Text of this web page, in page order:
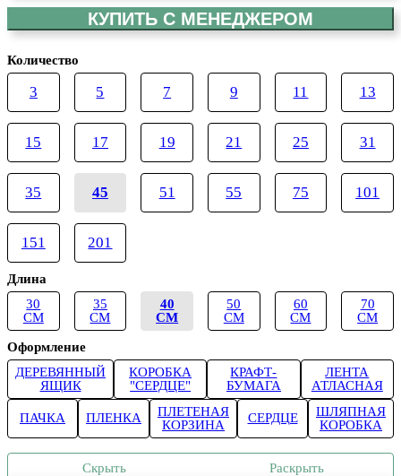
КУПИТЬ С МЕНЕДЖЕРОМ
Количество
3 5 7 9 11 13
15 17 19 21 25 31
35 45 51 55 75 101
151 201
Длина
30
СМ
35
СМ
40
СМ
50
СМ
60
СМ
70
СМ
Оформление
ДЕРЕВЯННЫЙ
ЯЩИК
КОРОБКА
"СЕРДЦЕ"
КРАФТ-
БУМАГА
ЛЕНТА
АТЛАСНАЯ
ПАЧКА ПЛЕНКА
ПЛЕТЕНАЯ
КОРЗИНА
СЕРДЦЕ
ШЛЯПНАЯ
КОРОБКА
Скрыть Раскрыть